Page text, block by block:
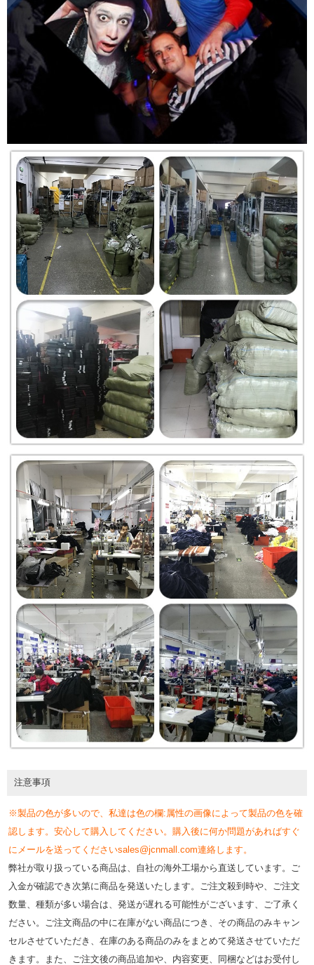
注意事項
※製品の色が多いので、私達は色の欄:属性の画像によって製品の色を確
認します。安心して購入してください。購入後に何か問題があればすぐ
にメールを送ってくださいsales@jcnmall.com連絡します。
弊社が取り扱っている商品は、自社の海外工場から直送しています。ご
入金が確認でき次第に商品を発送いたします。ご注文殺到時や、ご注文
数量、種類が多い場合は、発送が遅れる可能性がございます、ご了承く
ださい。ご注文商品の中に在庫がない商品につき、その商品のみキャン
セルさせていただき、在庫のある商品のみをまとめて発送させていただ
きます。また、ご注文後の商品追加や、内容変更、同梱などはお受付し